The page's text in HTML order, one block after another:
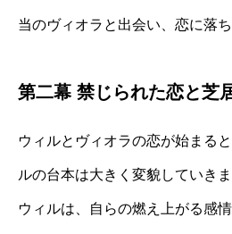
当のヴィオラと出会い、恋に落ち
第二幕 禁じられた恋と芝
ウィルとヴィオラの恋が始まる
ルの台本は大きく変貌していきま
ウィルは、自らの燃え上がる感